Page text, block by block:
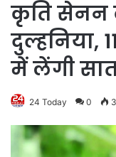
कृति सेनन
दुल्हनिया,
में लेंगी
24 Today 0